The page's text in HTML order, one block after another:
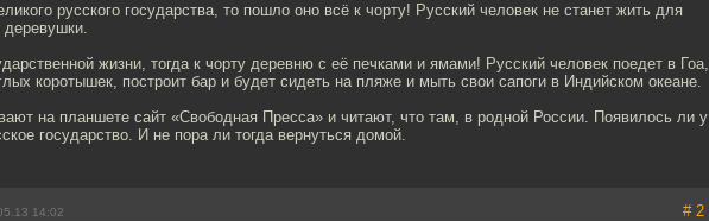
русского государства, то пошло оно всё к чорту! Русский человек не станет жить для
деревушки.
жизни, тогда к чорту деревню с её печками и ямами! Русский человек поедет в Гоа,
коротышек, построит бар и будет сидеть на пляже и мыть свои сапоги в Индийском океане.
на планшете сайт «Свободная Пресса» и читают, что там, в родной России. Появилось ли у
государство. И не пора ли тогда вернуться домой.
14:02 # 2